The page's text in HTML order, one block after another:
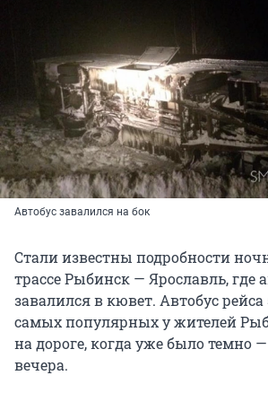
Автобус завалился на бок
Стали известны подробности
трассе Рыбинск — Ярославль, где
завалился в кювет. Автобус рейса
самых популярных у жителей
на дороге, когда уже было темно
вечера.